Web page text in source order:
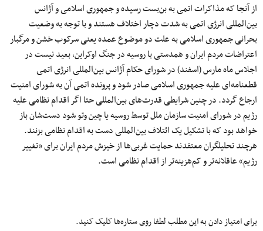
از آنجا که مذاکرات اتمی به بن‌بست رسیده و جمهوری اسلامی و آژانس
بین‌المللی انرژی اتمی به شدت دچار اختلاف هستند و با توجه به وضعیت
بحرانی جمهوری اسلامی به علت دو موضوع عمده یعنی سرکوب خشن و مرگبار
اعتراضات مردم ایران و همدستی با روسیه در جنگ اوکراین، بعید نیست در
اجلاس ماه مارس (اسفند) در شورای حکام آژانس بین‌المللی انرژی اتمی
قطعنامه‌ای علیه جمهوری اسلامی صادر شود و پرونده اتمی آن به شورای امنیت
ارجاع گردد. در چنین شرایطی قدرت‌های بین‌المللی حتا اگر اقدام نظامی علیه
رژیم در شورای امنیت سازمان ملل توسط روسیه یا چین وتو شود دست‌شان باز
خواهد بود که با تشکیل یک ائتلاف بین‌المللی دست به اقدام نظامی بزنند.
هرچند تحلیلگران معتقدند حمایت غربی‌ها از خیزش مردم ایران برای «تغییر
رژیم» عاقلانه‌تر و کم‌هزینه‌تر از اقدام نظامی است.
برای امتیاز دادن به این مطلب لطفا روی ستاره‌ها کلیک کنید.